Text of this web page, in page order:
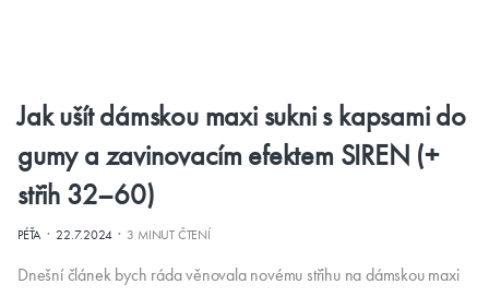
Jak ušít dámskou maxi sukni s kapsami do
gumy a zavinovacím efektem SIREN (+
střih 32–60)
PÉŤA· 22.7.2024· 3 MINUT ČTENÍ
Dnešní článek bych ráda věnovala novému střihu na dámskou maxi